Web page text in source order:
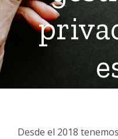
Desde el 2018